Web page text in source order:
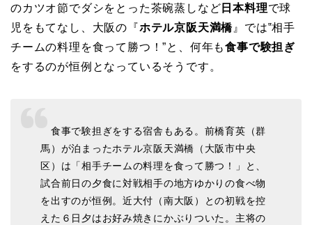
のカツオ節でダシをとった茶碗蒸しなど 日本料理で球
児をもてなし、大阪の『ホテル京阪天満橋 』では‟相手
チームの料理を食って勝つ！”と、何年も食事で験担ぎ
をするのが恒例となっているそうです。
食事で験担ぎをする宿舎もある。前橋育英（群
馬）が泊まったホテル京阪天満橋（大阪市中央
区）は「相手チームの料理を食って勝つ！」と、
試合前日の夕食に対戦相手の地方ゆかりの食べ物
を出すのが恒例。近大付（南大阪）との初戦を控
えた６日夕はお好み焼きにかぶりついた。主将の